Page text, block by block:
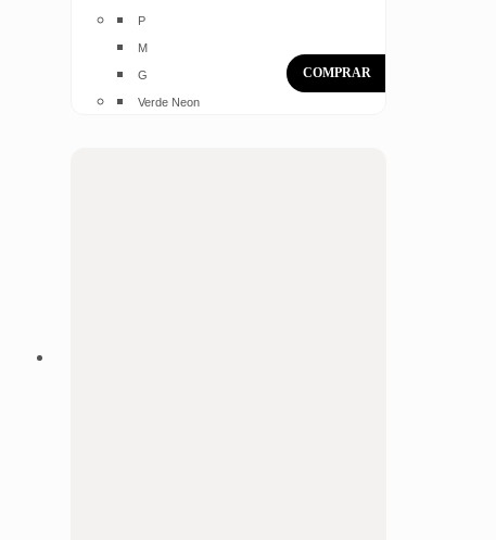
Este
produto
várias
P
M
G
Verde Neon